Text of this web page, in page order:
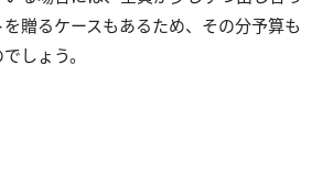
贈るケースもあるため、その分予算も
しょう。